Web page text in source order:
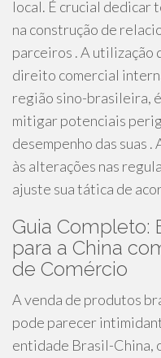
local. É crucial dedicar
na construção de
parceiros . A utilização
direito comercial
região sino-brasileira,
mitigar potenciais
desempenho das suas
às alterações nas
ajuste sua tática de
Guia Completo:
para a China
de Comércio
A venda de produtos
pode parecer
entidade Brasil-China,